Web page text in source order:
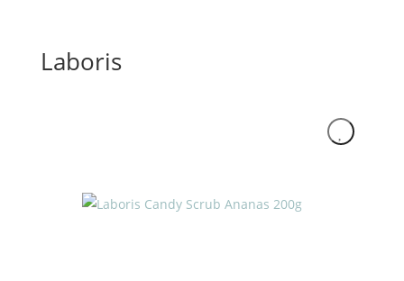
Laboris